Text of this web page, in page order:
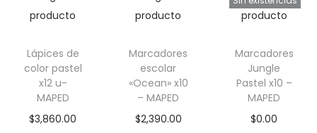
e
ú
l
t
i
e
r
o
d
u
Lápices de
color pastel
x12 u-
MAPED
$3,860.00
Marcadores
escolar
«Ocean» x10
– MAPED
$2,390.00
Marcadores
Jungle
Pastel x10 –
MAPED
$0.00